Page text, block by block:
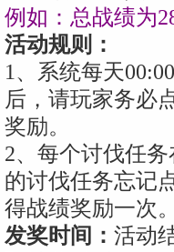
例如：总战绩为
活动规则：
1 、系统每天00:00
后，请玩家务必
奖励。
2、每个讨伐任
的讨伐任务忘记
得战绩奖励一次
发奖时间： 活动